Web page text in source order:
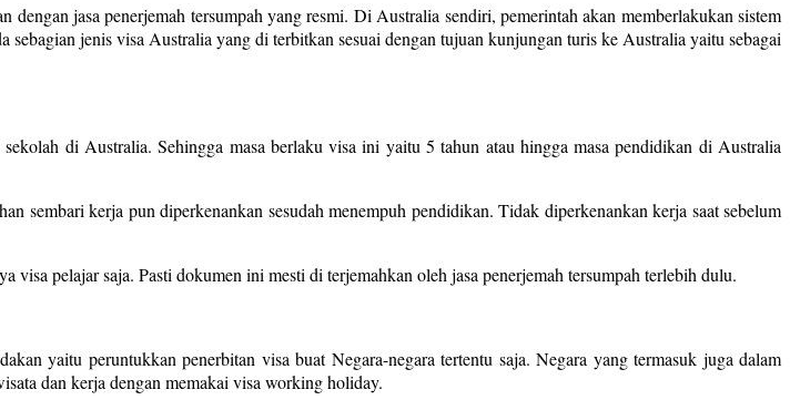
jasa penerjemah tersumpah yang resmi. Di Australia sendiri, pemerintah akan memberlakukan sistem
jenis visa Australia yang di terbitkan sesuai dengan tujuan kunjungan turis ke Australia yaitu sebagai
di Australia. Sehingga masa berlaku visa ini yaitu 5 tahun atau hingga masa pendidikan di Australia
sembari kerja pun diperkenankan sesudah menempuh pendidikan. Tidak diperkenankan kerja saat sebelum
pelajar saja. Pasti dokumen ini mesti di terjemahkan oleh jasa penerjemah tersumpah terlebih dulu.
yaitu peruntukkan penerbitan visa buat Negara-negara tertentu saja. Negara yang termasuk juga dalam
dan kerja dengan memakai visa working holiday.